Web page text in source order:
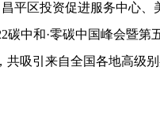
平区投资促进服务中心、
碳中和·零碳中国峰会暨
吸引来自全国各地高级